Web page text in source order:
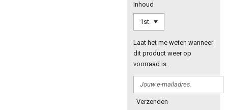
Inhoud
Laat het me weten wanneer
dit product weer op
voorraad is.
Verzenden